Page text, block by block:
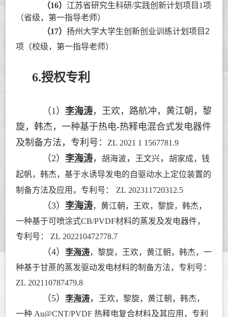
（16） 江苏省研究生科研/实践创新计划项目 1项
（省级，第一指导老师）
（17）扬州大学大学生创新创业训练计划项目2
项（校级，第一指导老师）
6.授权专利
（1）李海涛，王欢，路航冲，黄江朝，黎
旋，韩杰，一种基于热电-热释电混合式发电器件
及制备方法，专利号：
ZL 2021 1 1567781.9
（2）李海涛， 胡海波， 王文兴，
胡家成，钱
起帆，韩杰，基于水诱导发电的自驱动水上定位装置的
制备方法及应用 ，专利号： ZL 202311720312.5
（3）李海涛，黄江朝 ， 王欢，黎旋，韩杰，
一种基于可喷涂式CB/PVDF材料的蒸发及发电器件，
专利号：
ZL 202210472778.7
（4）李海涛，黎旋，王欢，黄江朝，韩杰，一
种基于甘蔗的蒸发驱动发电材料的制备方法，专利号：
ZL 202110787479.8
（5）李海涛，
王欢，黎旋，黄江朝，韩杰，
一种 Au@CNT/PVDF 热释电复合材料及其应用，专利